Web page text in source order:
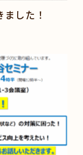
した！